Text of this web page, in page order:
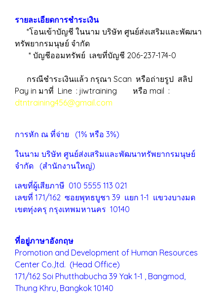
รายละเอียดการชำระเงิน
*โอนเข้าบัญชี ในนาม บริษัท ศูนย์ส่งเสริมและพัฒนา
ทรัพยากรมนุษย์ จำกัด
* บัญชีออมทรัพย์ เลขที่บัญชี 206-237-174-0
กรณีชำระเงินแล้ว กรุณา Scan หรือถ่ายรูป สลิป
Pay in มาที่ Line : jiwtraining หรือ mail :
dtntraining456@gmail.com
การหัก ณ ที่จ่าย (1% หรือ 3%)
ในนาม บริษัท ศูนย์ส่งเสริมและพัฒนาทรัพยากรมนุษย์
จำกัด (สำนักงานใหญ่)
เลขที่ผู้เสียภาษี 010 5555 113 021
เลขที่ 171/162 ซอยพุทธบูชา 39 แยก 1-1 แขวงบางมด
เขตทุ่งครุ กรุงเทพมหานคร 10140
ที่อยู่ภาษาอังกฤษ
Promotion and Development of Human Resources
Center Co.,ltd. (Head Office)
171/162 Soi Phutthabucha 39 Yak 1-1 , Bangmod,
Thung Khru, Bangkok 10140